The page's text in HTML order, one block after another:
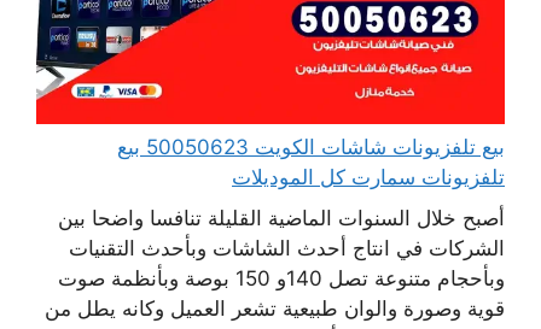
بيع تلفزيونات شاشات الكويت 50050623 بيع
تلفزيونات سمارت كل الموديلات
أصبح خلال السنوات الماضية القليلة تنافسا واضحا بين
الشركات في انتاج أحدث الشاشات وبأحدث التقنيات
وبأحجام متنوعة تصل 140و 150 بوصة وبأنظمة صوت
قوية وصورة والوان طبيعية تشعر العميل وكانه يطل من